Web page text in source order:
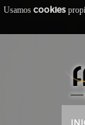
Usamos cookies